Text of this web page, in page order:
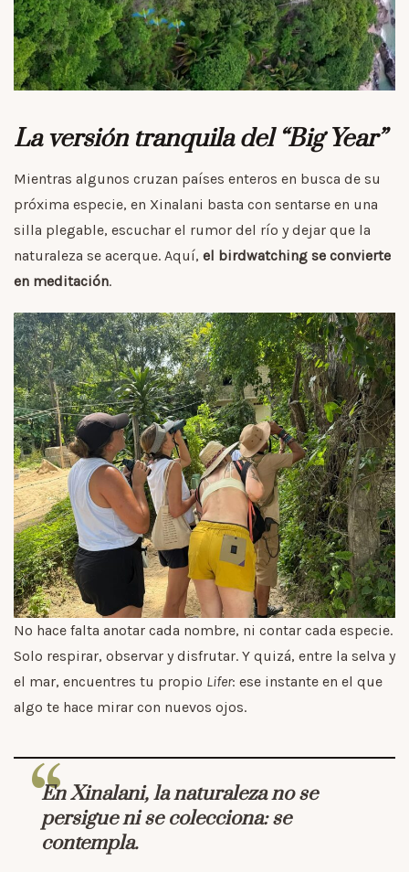
La versión tranquila del “Big Year”
Mientras algunos cruzan países enteros en busca de su
próxima especie, en Xinalani basta con sentarse en una
silla plegable, escuchar el rumor del río y dejar que la
naturaleza se acerque. Aquí, el birdwatching se convierte
en meditación.
No hace falta anotar cada nombre, ni contar cada especie.
Solo respirar, observar y disfrutar. Y quizá, entre la selva y
el mar, encuentres tu propio Lifer: ese instante en el que
algo te hace mirar con nuevos ojos.
“
En Xinalani, la naturaleza no se
persigue ni se colecciona: se
contempla.